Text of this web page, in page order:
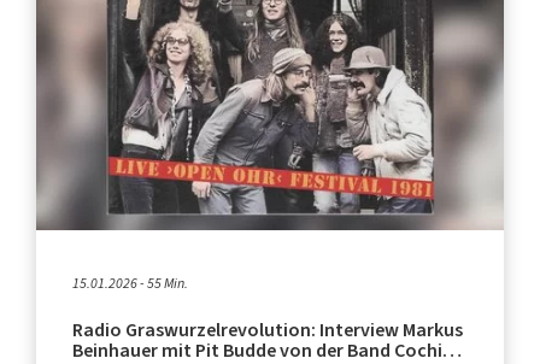
15.01.2026 - 55 Min.
Radio Graswurzelrevolution: Interview Markus
Beinhauer mit Pit Budde von der Band Cochise